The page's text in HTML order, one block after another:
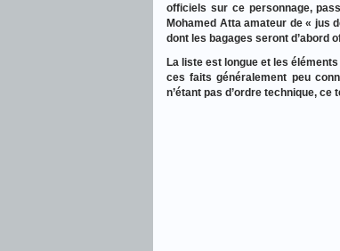
officiels sur ce personnage,
Mohamed Atta amateur de « jus
dont les bagages seront d’abord
La liste est longue et les
ces faits généralement peu
n’étant pas d’ordre technique,